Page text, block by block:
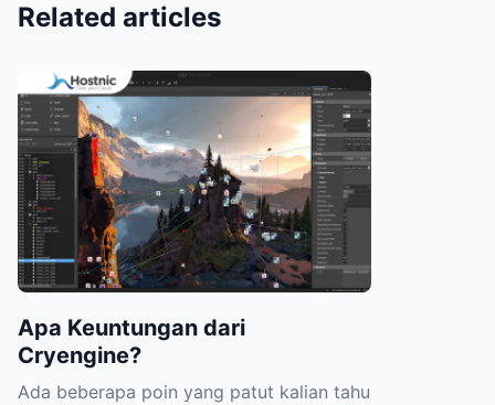
Related articles
Apa Keuntungan dari
Cryengine?
Ada beberapa poin yang patut kalian tahu